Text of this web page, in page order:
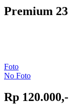
Premium 23
Foto
No Foto
Rp 120.000,-